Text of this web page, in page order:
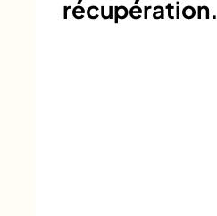
récupération.